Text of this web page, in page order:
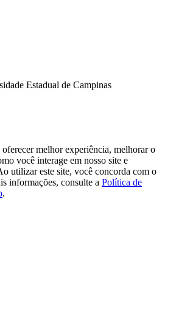
Estadual de Campinas
melhor experiência, melhorar o
você interage em nosso site e
utilizar este site, você concorda com o
informações, consulte a Política de
.